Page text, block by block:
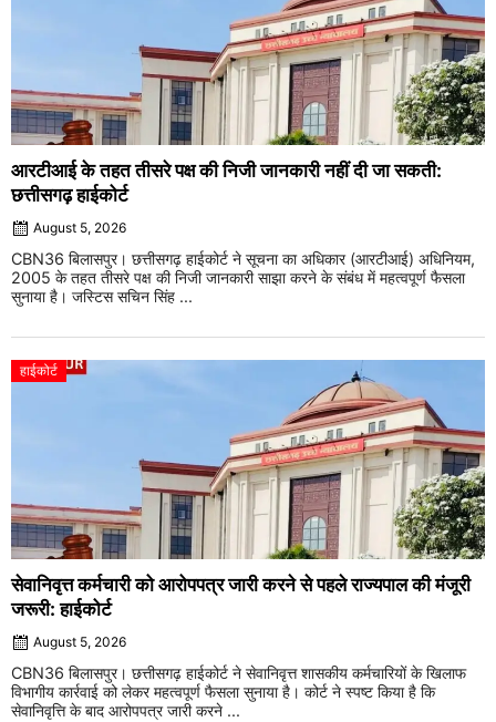
आरटीआई के तहत तीसरे पक्ष की निजी जानकारी नहीं दी जा सकती:
छत्तीसगढ़ हाईकोर्ट
August 5, 2026
CBN36 बिलासपुर। छत्तीसगढ़ हाईकोर्ट ने सूचना का अधिकार (आरटीआई) अधिनियम,
2005 के तहत तीसरे पक्ष की निजी जानकारी साझा करने के संबंध में महत्वपूर्ण फैसला
सुनाया है। जस्टिस सचिन सिंह ...
हाईकोर्ट
सेवानिवृत्त कर्मचारी को आरोपपत्र जारी करने से पहले राज्यपाल की मंजूरी
जरूरी: हाईकोर्ट
August 5, 2026
CBN36 बिलासपुर। छत्तीसगढ़ हाईकोर्ट ने सेवानिवृत्त शासकीय कर्मचारियों के खिलाफ
विभागीय कार्रवाई को लेकर महत्वपूर्ण फैसला सुनाया है। कोर्ट ने स्पष्ट किया है कि
सेवानिवृत्ति के बाद आरोपपत्र जारी करने ...